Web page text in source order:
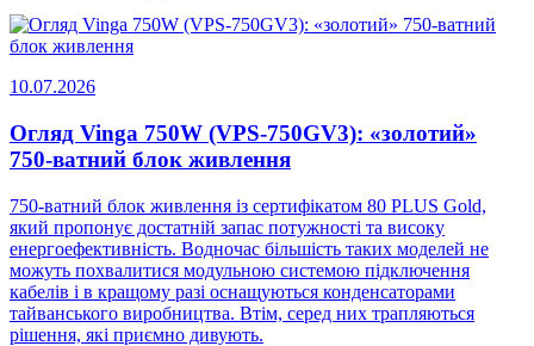
10.07.2026
Огляд Vinga 750W (VPS-750GV3): «золотий»
750-ватний блок живлення
750-ватний блок живлення із сертифікатом 80 PLUS Gold,
який пропонує достатній запас потужності та високу
енергоефективність. Водночас більшість таких моделей не
можуть похвалитися модульною системою підключення
кабелів і в кращому разі оснащуються конденсаторами
тайванського виробництва. Втім, серед них трапляються
рішення, які приємно дивують.